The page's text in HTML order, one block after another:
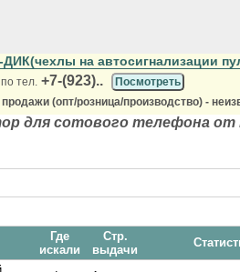
на автосигнализации
по тел. +7-(923)..
Посмотреть
(опт/розница/производство) -
для сотового телефона от
Где
искали
Стр.
выдачи